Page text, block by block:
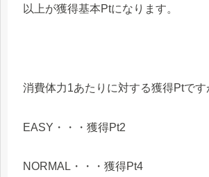
以上が獲得基本Ptになります。
消費体力1あたりに対する獲得Ptです
EASY・・・獲得Pt2
NORMAL・・・獲得Pt4